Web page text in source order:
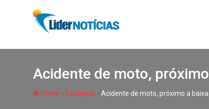
Acidente de moto,
Home - Destaque -Acidente de moto, próximo a